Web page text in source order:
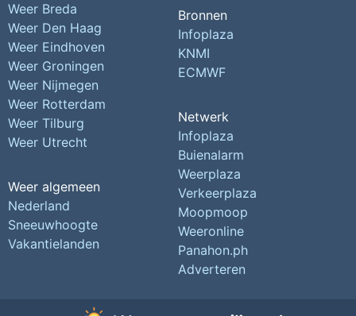
Weer Breda
Weer Den Haag
Weer Eindhoven
Weer Groningen
Weer Nijmegen
Weer Rotterdam
Weer Tilburg
Weer Utrecht
Weer algemeen
Nederland
Sneeuwhoogte
Vakantielanden
Bronnen
Infoplaza
KNMI
ECMWF
Netwerk
Infoplaza
Buienalarm
Weerplaza
Verkeerplaza
Moopmoop
Weeronline
Panahon.ph
Adverteren